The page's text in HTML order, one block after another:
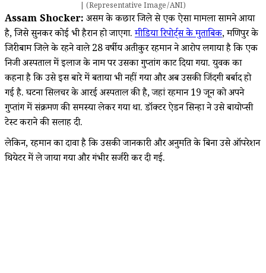
| (Representative Image/ANI)
Assam Shocker: असम के कछार जिले से एक ऐसा मामला सामने आया
है, जिसे सुनकर कोई भी हैरान हो जाएगा.मीडिया रिपोर्ट्स के मुताबिक, मणिपुर के
जिरीबाम जिले के रहने वाले 28 वर्षीय अतीकुर रहमान ने आरोप लगाया है कि एक
निजी अस्पताल में इलाज के नाम पर उसका गुप्तांग काट दिया गया. युवक का
कहना है कि उसे इस बारे में बताया भी नहीं गया और अब उसकी जिंदगी बर्बाद हो
गई है. घटना सिलचर के आरई अस्पताल की है, जहां रहमान 19 जून को अपने
गुप्तांग में संक्रमण की समस्या लेकर गया था. डॉक्टर ऐडन सिन्हा ने उसे बायोप्सी
टेस्ट कराने की सलाह दी.
लेकिन, रहमान का दावा है कि उसकी जानकारी और अनुमति के बिना उसे ऑपरेशन
थियेटर में ले जाया गया और गंभीर सर्जरी कर दी गई.